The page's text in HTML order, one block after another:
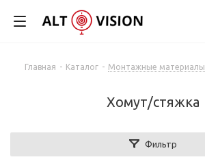
Главная - Каталог - Монтажные материалы
Хомут/стяжка
Фильтр